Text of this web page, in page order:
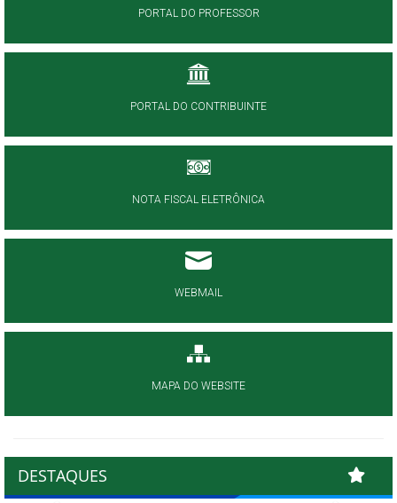
PORTAL DO PROFESSOR
PORTAL DO CONTRIBUINTE
NOTA FISCAL ELETRÔNICA
WEBMAIL
MAPA DO WEBSITE
DESTAQUES